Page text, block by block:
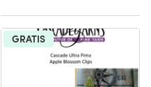
GRATIS